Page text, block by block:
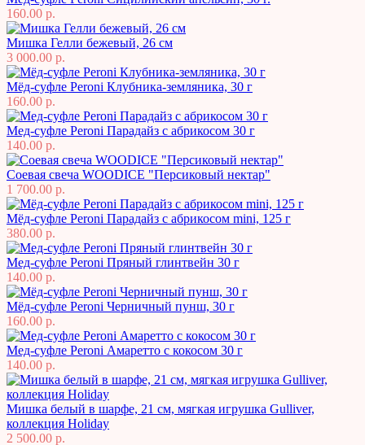
160.00 р.
Мишка Гелли бежевый, 26 см
3 000.00 р.
Мёд-суфле Peroni Клубника-земляника, 30 г
160.00 р.
Мед-суфле Peroni Парадайз с абрикосом 30 г
140.00 р.
Соевая свеча WOODICE "Персиковый нектар"
1 700.00 р.
Мёд-суфле Peroni Парадайз с абрикосом mini, 125 г
380.00 р.
Мед-суфле Peroni Пряный глинтвейн 30 г
140.00 р.
Мёд-суфле Peroni Черничный пунш, 30 г
160.00 р.
Мед-суфле Peroni Амаретто с кокосом 30 г
140.00 р.
Мишка белый в шарфе, 21 см, мягкая игрушка Gulliver,
коллекция Holiday
2 500.00 р.